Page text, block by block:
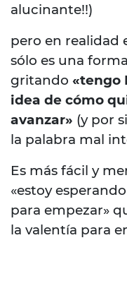
alucinante!!)
pero en realidad
sólo es una
gritando «tengo
idea de cómo
avanzar» (y por
la palabra mal
Es más fácil y
«estoy
para empezar»
la valentía para